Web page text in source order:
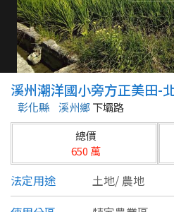
2026 台中降價好屋限量釋出
2026
2026 高雄降價好屋限量釋出
縣市
不限
台北市
基隆市
新北市
區
溪州潮洋國小旁方正美田-
彰化縣 溪州鄉 下壩路
總價
650 萬
法定用途 土地/ 農地